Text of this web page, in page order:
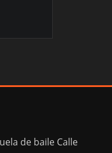
de baile Calle